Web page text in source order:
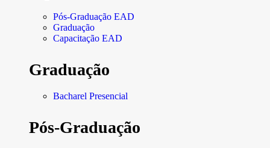
Pós-Graduação EAD
Graduação
Capacitação EAD
Graduação
Bacharel Presencial
Pós-Graduação